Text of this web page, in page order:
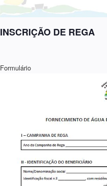
INSCRIÇÃO DE REGA
Formulário